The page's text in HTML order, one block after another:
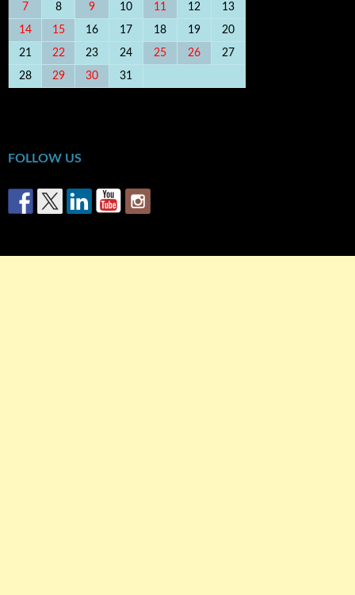
7 8 9 10 11 12 13
14 15 16 17 18 19 20
21 22 23 24 25 26 27
28 29 30 31
FOLLOW US